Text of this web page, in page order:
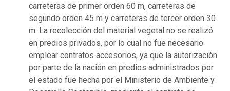
carreteras de primer orden 60 m, carreteras de
segundo orden 45 m y carreteras de tercer orden 30
m. La recolección del material vegetal no se realizó
en predios privados, por lo cual no fue necesario
emplear contratos accesorios, ya que la autorización
por parte de la nación en predios administrados por
el estado fue hecha por el Ministerio de Ambiente y